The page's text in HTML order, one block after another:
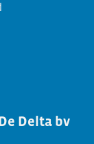
Delta bv